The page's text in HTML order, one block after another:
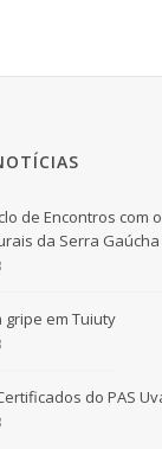
de Encontros com
da Serra Gaúcha
gripe em Tuiuty
do PAS